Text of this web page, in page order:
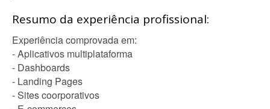
Resumo da experiência profissional:
Experiência comprovada em:
- Aplicativos multiplataforma
- Dashboards
- Landing Pages
- Sites coorporativos